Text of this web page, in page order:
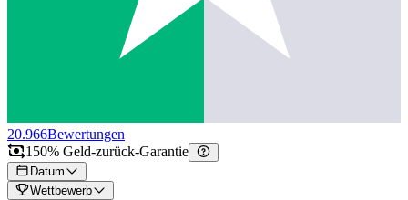
20.966Bewertungen
150% Geld-zurück-Garantie
Datum
Wettbewerb